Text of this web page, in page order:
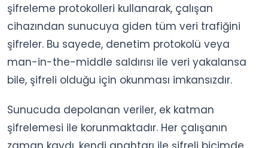
şifreleme protokolleri kullanarak, çalışan
cihazından sunucuya giden tüm veri trafiğini
şifreler. Bu sayede, denetim protokolü veya
man-in-the-middle saldırısı ile veri yakalansa
bile, şifreli olduğu için okunması imkansızdır.
Sunucuda depolanan veriler, ek katman
şifrelemesi ile korunmaktadır. Her çalışanın